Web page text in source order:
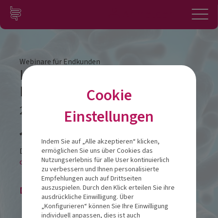
Zum Inhalt springen
Konto
Webinare für Endkunden
Immun gesund beginnt im
Mund!
22.09.2022
Diese Veranstaltung findet als
online-LIVESTREAM statt.
Die Veranstaltung ist beendet.
Cookie
Einstellungen
Indem Sie auf „Alle akzeptieren“ klicken,
ermöglichen Sie uns über Cookies das
Nutzungserlebnis für alle User kontinuierlich
zu verbessern und Ihnen personalisierte
Empfehlungen auch auf Drittseiten
auszuspielen. Durch den Klick erteilen Sie ihre
ausdrückliche Einwilligung. Über
„Konfigurieren“ können Sie Ihre Einwilligung
individuell anpassen, dies ist auch